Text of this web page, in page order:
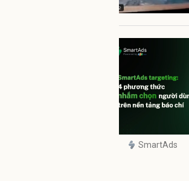
SmartAds